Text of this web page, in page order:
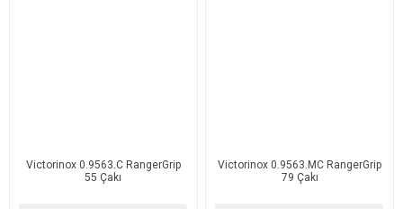
Victorinox 0.9563.C RangerGrip
55 Çakı
Victorinox 0.9563.MC RangerGrip
79 Çakı